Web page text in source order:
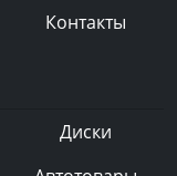
Контакты
Диски